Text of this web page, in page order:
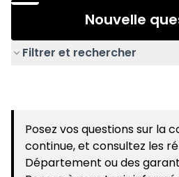
Nouvelle
Filtrer et rechercher
Posez vos questions sur la
continue, et consultez les
Département ou des